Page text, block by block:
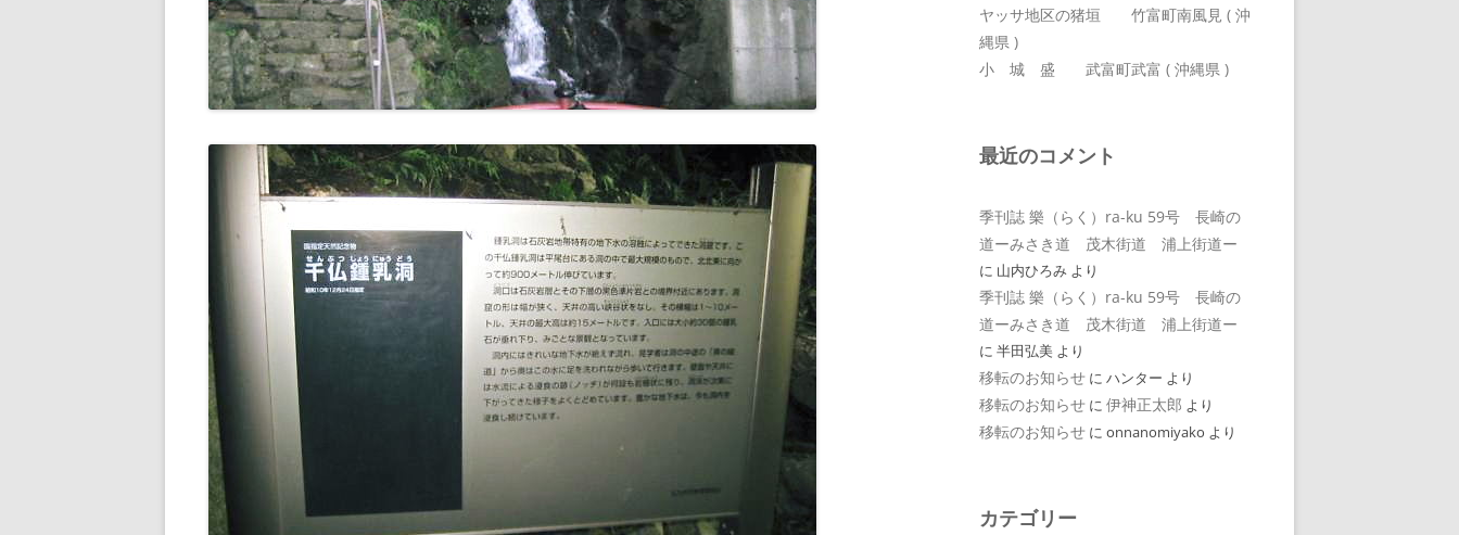
ヤッサ地区の猪垣 竹富町南風見 ( 沖
縄県 )
小 城 盛 武富町武富 ( 沖縄県 )
最近のコメント
季刊誌 樂（らく）ra-ku 59号 長崎の
道ーみさき道 茂木街道 浦上街道ー
に 山内ひろみ より
季刊誌 樂（らく）ra-ku 59号 長崎の
道ーみさき道 茂木街道 浦上街道ー
に 半田弘美 より
移転のお知らせ に ハンター より
移転のお知らせ に 伊神正太郎 より
移転のお知らせ に onnanomiyako より
カテゴリー